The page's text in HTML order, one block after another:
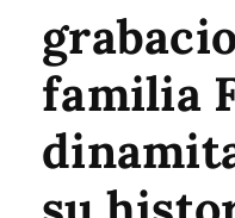
familia